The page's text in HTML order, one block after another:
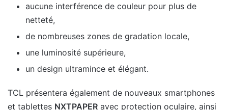
aucune interférence de couleur pour plus de
netteté,
de nombreuses zones de gradation locale,
une luminosité supérieure,
un design ultramince et élégant.
TCL présentera également de nouveaux smartphones
et tablettes NXTPAPER avec protection oculaire, ainsi